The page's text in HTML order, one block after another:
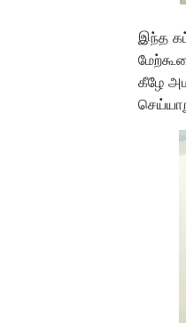
இந்த
கீழே